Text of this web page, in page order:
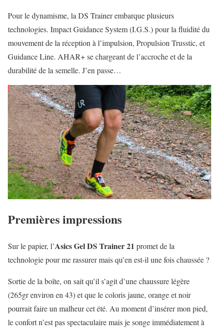
Pour le dynamisme, la DS Trainer embarque plusieurs
technologies. Impact Guidance System (I.G.S.) pour la fluidité du
mouvement de la réception à l’impulsion, Propulsion Trusstic, et
Guidance Line. AHAR+ se chargeant de l’accroche et de la
durabilité de la semelle. J’en passe…
Premières impressions
Sur le papier, l’Asics Gel DS Trainer 21 promet de la
technologie pour me rassurer mais qu’en est-il une fois chaussée ?
Sortie de la boîte, on sait qu’il s’agit d’une chaussure légère
(265gr environ en 43) et que le coloris jaune, orange et noir
pourrait faire un malheur cet été. Au moment d’insérer mon pied,
le confort n’est pas spectaculaire mais je songe immédiatement à